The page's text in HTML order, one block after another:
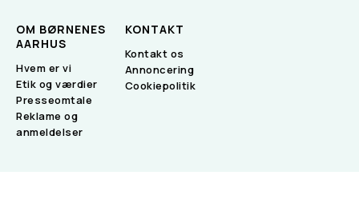
OM BØRNENES
AARHUS
Hvem er vi
Etik og værdier
Presseomtale
Reklame og
anmeldelser
KONTAKT
Kontakt os
Annoncering
Cookiepolitik